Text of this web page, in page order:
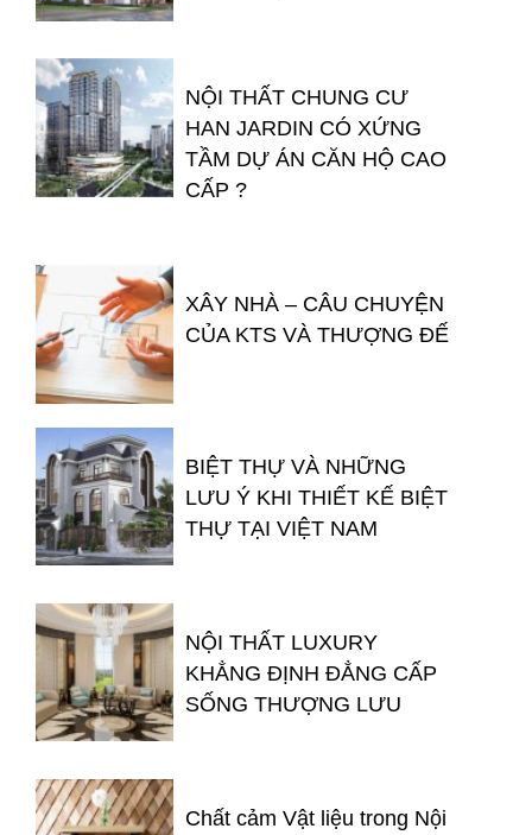
NỘI THẤT CHUNG CƯ
HAN JARDIN CÓ XỨNG
TẦM DỰ ÁN CĂN HỘ CAO
CẤP ?
XÂY NHÀ – CÂU CHUYỆN
CỦA KTS VÀ THƯỢNG ĐẾ
BIỆT THỰ VÀ NHỮNG
LƯU Ý KHI THIẾT KẾ BIỆT
THỰ TẠI VIỆT NAM
NỘI THẤT LUXURY
KHẲNG ĐỊNH ĐẲNG CẤP
SỐNG THƯỢNG LƯU
Chất cảm Vật liệu trong Nội